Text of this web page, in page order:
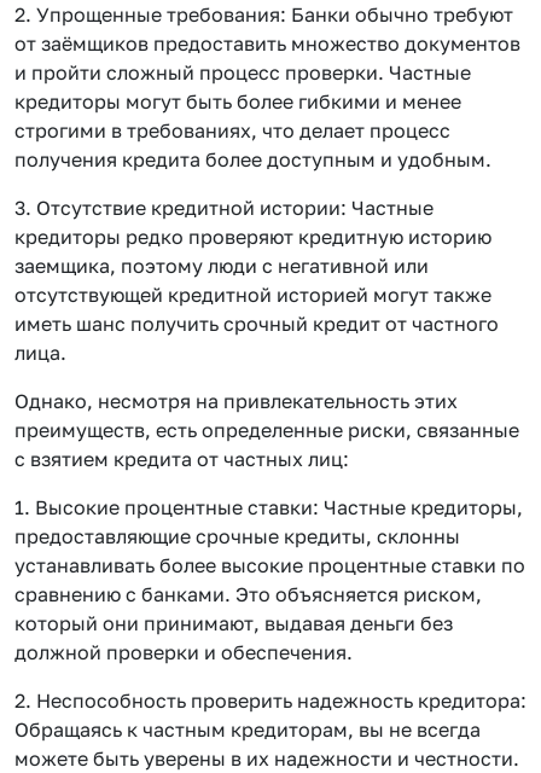
2. Упрощенные требования: Банки обычно требуют
от заёмщиков предоставить множество документов
и пройти сложный процесс проверки. Частные
кредиторы могут быть более гибкими и менее
строгими в требованиях, что делает процесс
получения кредита более доступным и удобным.
3. Отсутствие кредитной истории: Частные
кредиторы редко проверяют кредитную историю
заемщика, поэтому люди с негативной или
отсутствующей кредитной историей могут также
иметь шанс получить срочный кредит от частного
лица.
Однако, несмотря на привлекательность этих
преимуществ, есть определенные риски, связанные
с взятием кредита от частных лиц:
1. Высокие процентные ставки: Частные кредиторы,
предоставляющие срочные кредиты, склонны
устанавливать более высокие процентные ставки по
сравнению с банками. Это объясняется риском,
который они принимают, выдавая деньги без
должной проверки и обеспечения.
2. Неспособность проверить надежность кредитора:
Обращаясь к частным кредиторам, вы не всегда
можете быть уверены в их надежности и честности.